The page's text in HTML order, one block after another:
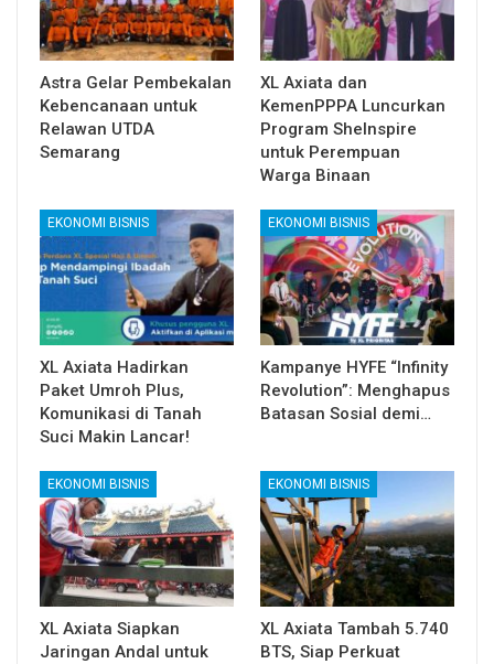
Astra Gelar Pembekalan
Kebencanaan untuk
Relawan UTDA
Semarang
XL Axiata dan
KemenPPPA Luncurkan
Program SheInspire
untuk Perempuan
Warga Binaan
EKONOMI BISNIS
XL Axiata Hadirkan
Paket Umroh Plus,
Komunikasi di Tanah
Suci Makin Lancar!
EKONOMI BISNIS
Kampanye HYFE “Infinity
Revolution”: Menghapus
Batasan Sosial demi…
EKONOMI BISNIS
XL Axiata Siapkan
Jaringan Andal untuk
EKONOMI BISNIS
XL Axiata Tambah 5.740
BTS, Siap Perkuat